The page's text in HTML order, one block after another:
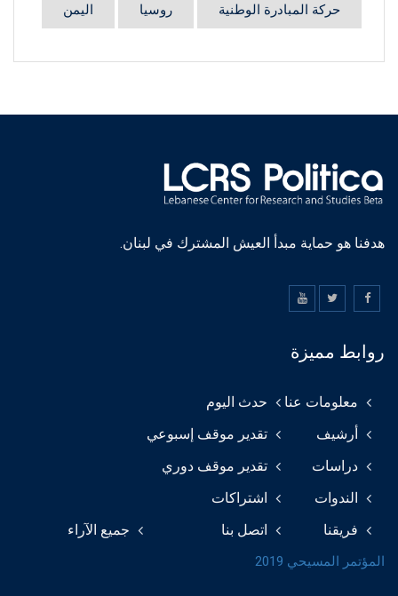
حركة المبادرة الوطنية روسيا اليمن
هدفنا هو حماية مبدأ العيش المشترك في لبنان.
روابط مميزة
معلومات عنا
أرشيف
دراسات
الندوات
فريقنا
حدث اليوم
تقدير موقف إسبوعي
تقدير موقف دوري
اشتراكات
اتصل بنا
جميع الآراء
المؤتمر المسيحي 2019